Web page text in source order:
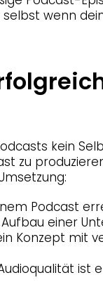
wenn
kein
zu
Podcast
einer
Konzept mit
ist